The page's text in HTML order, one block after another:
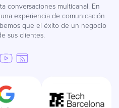
conversaciones multicanal. En
experiencia de comunicación
que el éxito de un negocio
sus clientes.